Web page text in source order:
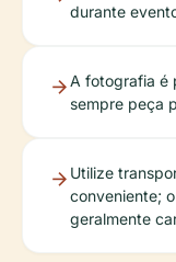
durante
A fotografia é
sempre peça
Utilize
conveniente;
geralmente